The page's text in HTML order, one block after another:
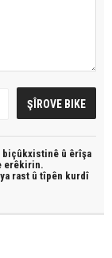
biçûkxistinê û êrîşa
erêkirin.
ya rast û tîpên kurdî